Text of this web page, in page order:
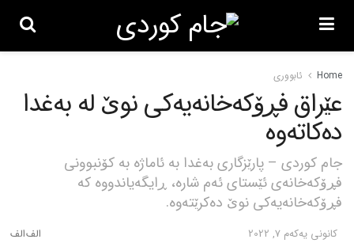
Home ئابووری
عێراق فڕۆکەخانەیەکی نوێ لە بەغدا
دەکاتەوە
جام کوردی – پارێزگاری بەغدا بە ئاماژە بە کۆنبوونی
فڕۆکەخانەی ئێستای ئەم شارە، ڕایگەیاندووە کە
فڕۆکەخانەیەکی نوێ دەکرێتەوە.
كانونی یه‌كه‌م 7, 2022